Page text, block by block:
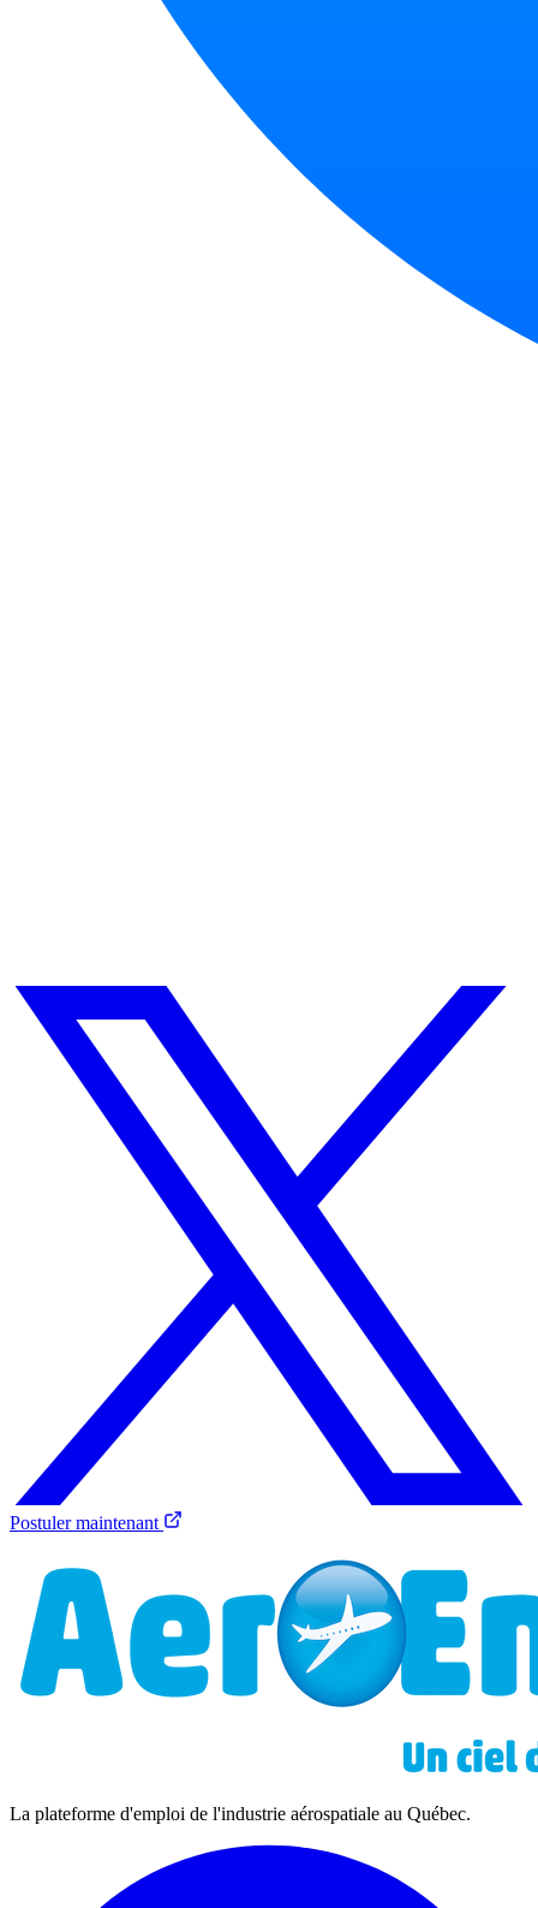
Postuler maintenant
La plateforme d'emploi de l'industrie aérospatiale au Québec.